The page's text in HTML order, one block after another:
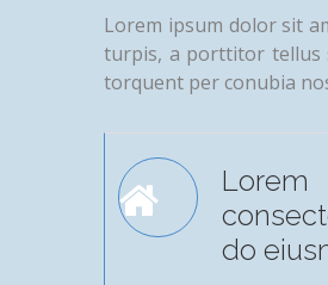
Lorem ipsum dolor sit
turpis, a porttitor tellus
torquent per conubia
Lorem
do